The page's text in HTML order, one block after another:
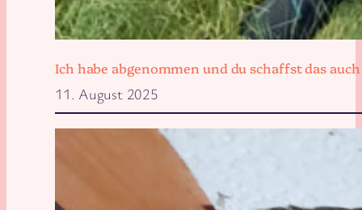
Ich habe abgenommen und du schaffst das auch
11. August 2025